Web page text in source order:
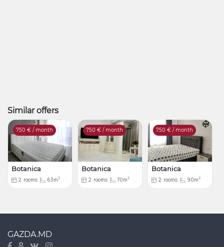
Similar offers
750 € / month
Botanica
2 rooms 63m2
750 € / month
Botanica
2 rooms 70m2
750 € / month
Botanica
2 rooms 90m2
GAZDA.MD